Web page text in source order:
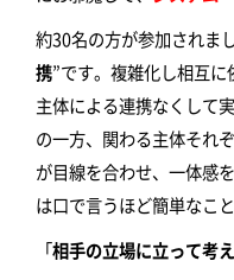
約30名の方が参加されま
携”です。複雑化し相互
主体による連携なくして
の一方、関わる主体それ
が目線を合わせ、一体感
は口で言うほど簡単なこ
「相手の立場に立って考